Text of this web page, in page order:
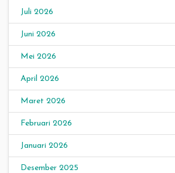
Bertemu Realitas
Juli 2026
Juni 2026
Mei 2026
April 2026
Maret 2026
Februari 2026
Januari 2026
Desember 2025